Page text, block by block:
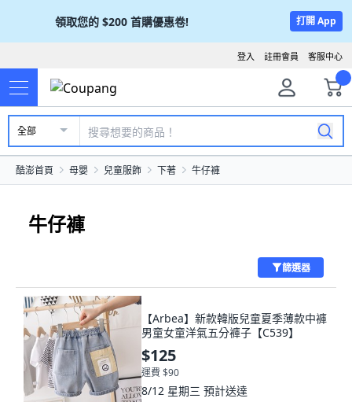
領取您的 $200 首購優惠卷! 打開 App
客服中心
註冊會員
登入
全部
酷澎首頁 母嬰 兒童服飾 下著 牛仔褲
牛仔褲
篩選器
【Arbea】新款韓版兒童夏季薄款中褲
男童女童洋氣五分褲子【C539】
$125
運費 $90
8/12 星期三 預計送達